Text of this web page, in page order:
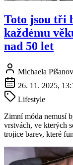
Toto jsou tři
každému
nad 50 let
Michaela
26. 11. 2025,
Lifestyle
Zimní móda nemusí
vrstvách, ve kterých
trojice barev, které